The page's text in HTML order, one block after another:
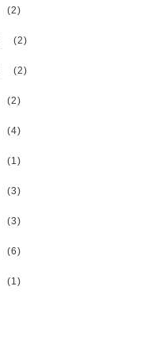
(2)
(2)
(2)
(2)
(4)
(1)
(3)
(3)
(6)
(1)